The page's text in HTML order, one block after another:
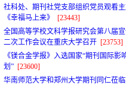
社科处、期刊社党支部组织党员观看
《幸福马上来》
[23443]
全国高等学校文科学报研究会第八届
二次工作会议在重庆大学召开 [23753]
《镁合金学报》入选国家“期刊国际影
划” [23600]
华南师范大学和郑州大学期刊同仁莅